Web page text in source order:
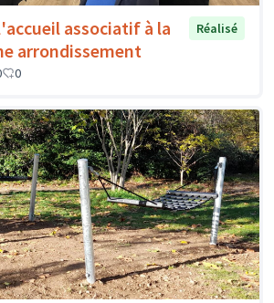
associatif à la
arrondissement
Réalisé
0